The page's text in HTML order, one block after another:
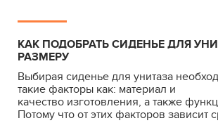
КАК ПОДОБРАТЬ СИДЕНЬЕ ДЛЯ
РАЗМЕРУ
Выбирая сиденье для унитаза
такие факторы как: материал и
качество изготовления, а также
Потому что от этих факторов зависит